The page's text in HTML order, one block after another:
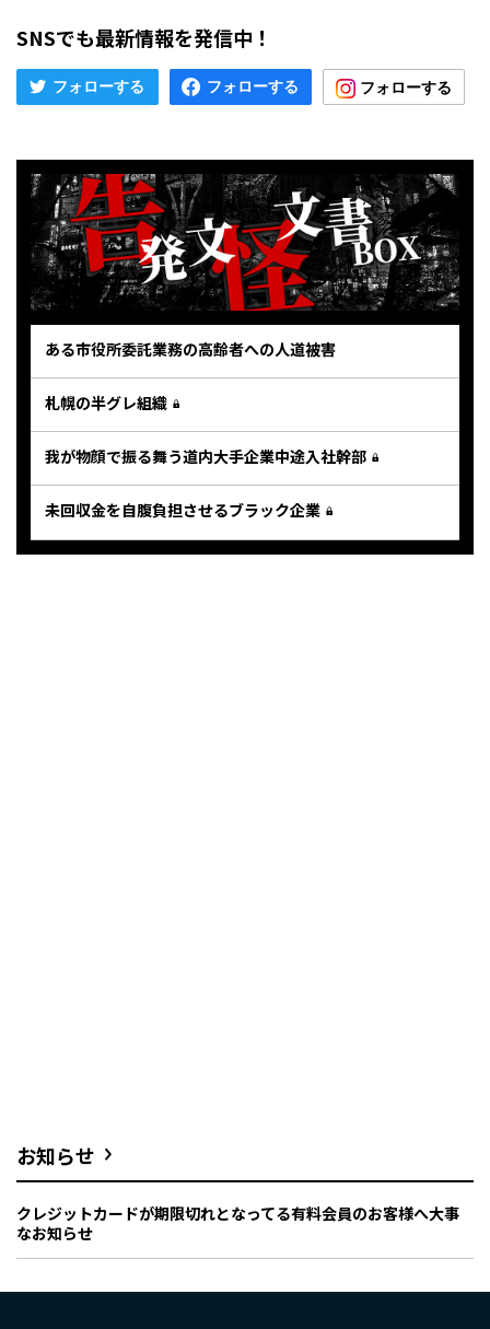
SNSでも最新情報を発信中！
ある市役所委託業務の高齢者への人道被害
札幌の半グレ組織
我が物顔で振る舞う道内大手企業中途入社幹部
未回収金を自腹負担させるブラック企業
お知らせ
クレジットカードが期限切れとなってる有料会員のお客様へ大事
なお知らせ